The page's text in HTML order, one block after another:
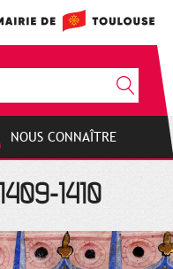
NOUS CONNAÎTRE
1410